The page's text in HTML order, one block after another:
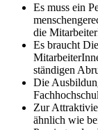
Es muss ein
die
Es braucht
ständigen
Die
Zur
ähnlich wie